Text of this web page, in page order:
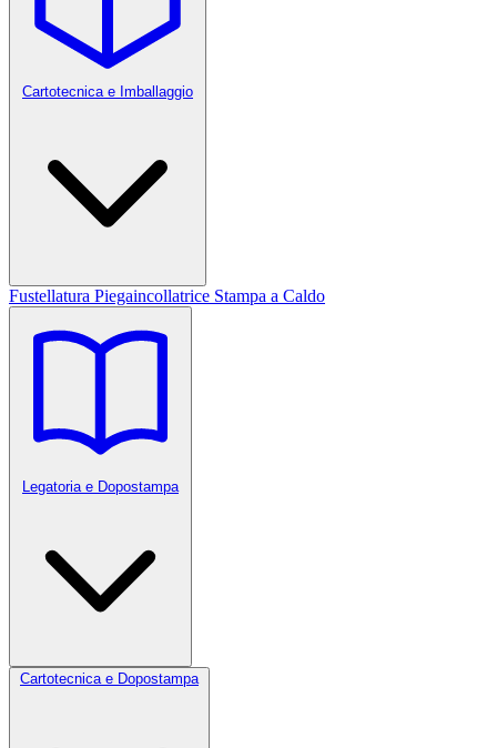
Cartotecnica e Imballaggio
Fustellatura Piegaincollatrice Stampa a Caldo
Legatoria e Dopostampa
Cartotecnica e Dopostampa